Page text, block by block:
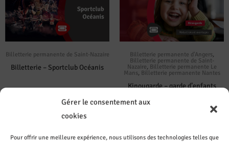
Gérer le consentement aux
cookies
Pour offrir une meilleure expérience, nous utilisons des technologies telles que
Billetterie permanente de Saint-Nazaire
Billetterie – Sportclub Océanis
Billetterie permanente d'Angers,
Billetterie permanente de Saint-
Nazaire, Billetterie permanente Le
Mans, Billetterie permanente Nantes
Kinougarde – garde d’enfants